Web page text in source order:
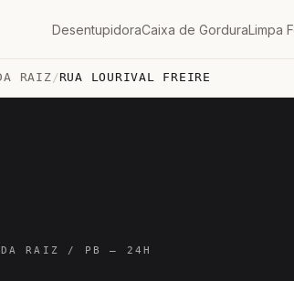
DesentupidoraCaixa de GorduraLimpa
RAIZ/RUA LOURIVAL FREIRE
DA RAIZ / PB — 24H